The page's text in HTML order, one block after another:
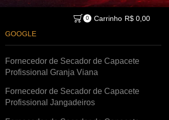
0 Carrinho R$0,00
GOOGLE
Fornecedor de Secador de Capacete
Profissional Granja Viana
Fornecedor de Secador de Capacete
Profissional Jangadeiros